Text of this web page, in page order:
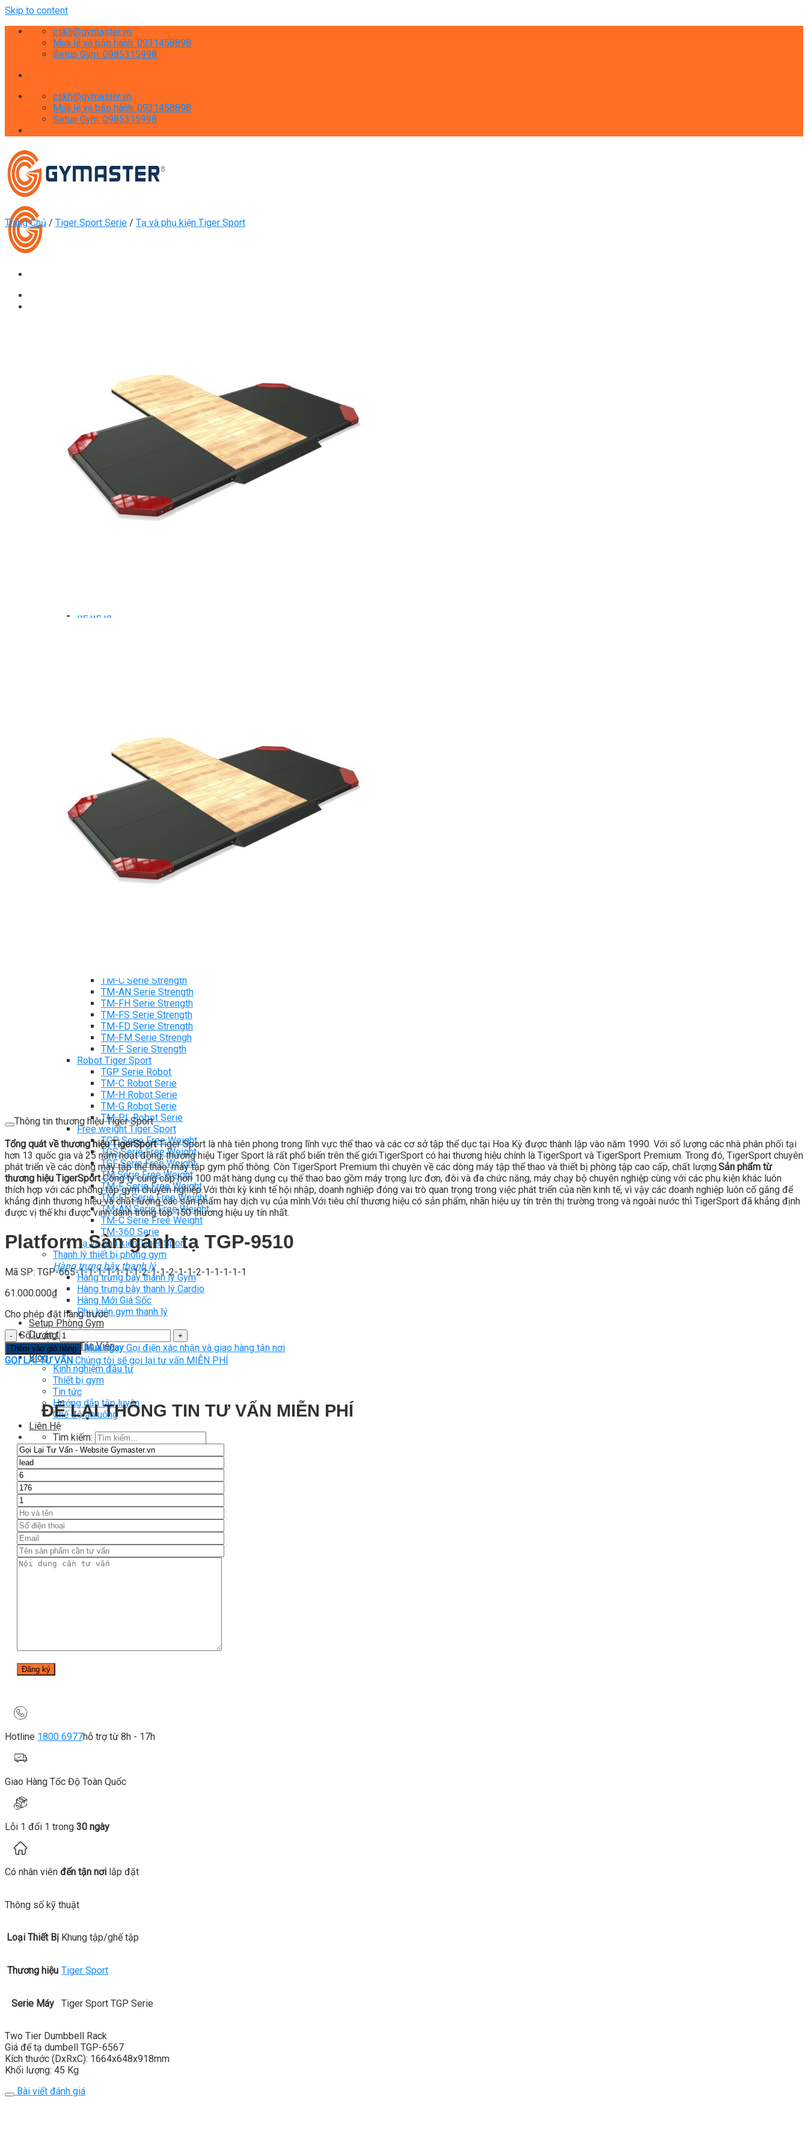
Skip to content
cskh@gymaster.vn
Mua lẻ và bảo hành: 0931458898
Setup Gym: 0985315998
cskh@gymaster.vn
Mua lẻ và bảo hành: 0931458898
Setup Gym: 0985315998
Xe Đạp Tập Thể Dục
Xe đạp ngồi có tựa lưng
Máy Trượt Tuyết
Máy Chèo Thuyền
Máy Leo Cầu Thang
Máy Rung Bụng
Máy tập phục hồi chức năng
Thiết Bị Phòng Gym chuyên dụng
Máy Khối Tập Với Cáp
Máy khối đa năng
Robot
Ghế Tập Đa Năng
Khung Tập Tạ Rời
Dàn Tập Thể Lực 360
Kệ để tạ
Máy tập phục hồi chức năng Spirit
Strength Spirit
SP3 Serie Strength Spirit
SP4 Serie Strength Spirit
Robot Spirit
Free weight Spirit
Tiger Sport Serie
Cardio Tiger Sport
Xe đạp tập Tiger Sport
Xe đạp ngồi có tựa lưng Tiger Sport
Máy trượt tuyết Tiger Sport
Máy chèo thuyền Tiger Sport
TM-C Serie Strength
TM-AN Serie Strength
TM-FH Serie Strength
TM-FS Serie Strength
TM-FD Serie Strength
TM-FM Serie Strengh
TM-F Serie Strength
Robot Tiger Sport
TGP Serie Robot
TM-C Robot Serie
TM-H Robot Serie
TM-G Robot Serie
TM-PL Robot Serie
Free weight Tiger Sport
TGP Serie Free Weight
TGS Serie Free Weight
TGF Serie Free Weight
TM Serie Free Weight
TM-F Serie Free Weight
TM-FF Serie Free Weight
TM-AN Serie Free Weight
TM-C Serie Free Weight
TM-360 Serie
Tạ và phụ kiện Tiger Sport
Thanh lý thiết bị phòng gym
Hàng trưng bày thanh lý
Hàng trưng bày thanh lý Gym
Hàng trưng bày thanh lý Cardio
Hàng Mới Giá Sốc
Phụ kiện gym thanh lý
Setup Phòng Gym
Dự án tiêu biểu
Tuyển Cộng Tác Viên
Blog
Kinh nghiệm đầu tư
Thiết bị gym
Tin tức
Hướng dẫn tập luyện
Chế độ ăn uống
Liên Hệ
Tìm kiếm:
0
Chưa có sản phẩm trong giỏ hàng.
0
Giỏ hàng
Trang Chủ / Tiger Sport Serie / Tạ và phụ kiện Tiger Sport
Thông tin thương hiệu Tiger Sport
Tổng quát về thương hiệu TigerSportTiger Sport là nhà tiên phong trong lĩnh vực thể thao và các cơ sở tập thể dục tại Hoa Kỳ được thành lập vào năm 1990. Với số lượng các nhà phân phối tại
hơn 13 quốc gia và 25 năm hoạt động, thương hiệu Tiger Sport là rất phổ biến trên thế giới.TigerSport có hai thương hiệu chính là TigerSport và TigerSport Premium. Trong đó, TigerSport chuyên
phát triển về các dòng máy tập thể thao, máy tập gym phổ thông. Còn TigerSport Premium thì chuyên về các dòng máy tập thể thao và thiết bị phòng tập cao cấp, chất lượng.Sản phẩm từ
thương hiệu TigerSportCông ty cung cấp hơn 100 mặt hàng dụng cụ thể thao bao gồm máy trọng lực đơn, đôi và đa chức năng, máy chạy bộ chuyên nghiệp cùng với các phụ kiện khác luôn
thích hợp với các phòng tập gym chuyên nghiệp.Với thời kỳ kinh tế hội nhập, doanh nghiệp đóng vai trò quan trọng trong việc phát triển của nền kinh tế, vì vậy các doanh nghiệp luôn cố gắng để
khẳng định thương hiệu và chất lượng các sản phẩm hay dịch vụ của mình.Với tiêu chí thương hiệu có sản phẩm, nhãn hiệu uy tín trên thị trường trong và ngoài nước thì TigerSport đã khẳng định
được vị thế khi được vinh danh trong top 150 thương hiệu uy tín nhất.
Platform Sàn gánh tạ TGP-9510
Mã SP: TGP-665-1-1-1-1-1-1-1-2-1-1-2-1-1-2-1-1-1-1-1
61.000.000₫
Cho phép đặt hàng trước
Số lượng
Thêm vào giỏ hàng Mua ngay Gọi điện xác nhận và giao hàng tận nơi
GỌI LẠI TƯ VẤN Chúng tôi sẽ gọi lại tư vấn MIỄN PHÍ
ĐỂ LẠI THÔNG TIN TƯ VẤN MIỄN PHÍ
Hotline 1800 6977hỗ trợ từ 8h - 17h
Giao Hàng Tốc Độ Toàn Quốc
Lỗi 1 đổi 1 trong 30 ngày
Có nhân viên đến tận nơi lắp đặt
Thông số kỹ thuật
Loại Thiết Bị Khung tập/ghế tập
Thương hiệu Tiger Sport
Serie Máy Tiger Sport TGP Serie
Two Tier Dumbbell Rack
Giá để tạ dumbell TGP-6567
Kích thước (DxRxC): 1664x648x918mm
Khối lượng: 45 Kg
Bài viết đánh giá